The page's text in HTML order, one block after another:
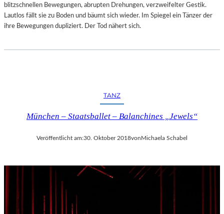
blitzschnellen Bewegungen, abrupten Drehungen, verzweifelter Gestik.
Lautlos fällt sie zu Boden und bäumt sich wieder. Im Spiegel ein Tänzer der
ihre Bewegungen dupliziert. Der Tod nähert sich.
TANZ
München – Staatsballet – Balanchines „Jewels“
Veröffentlicht am:30. Oktober 2018von Michaela Schabel